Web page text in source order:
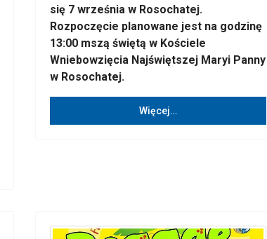
się 7 września w Rosochatej.
Rozpoczęcie planowane jest na godzinę
13:00 mszą świętą w Kościele
Wniebowzięcia Najświętszej Maryi Panny
w Rosochatej.
Więcej…